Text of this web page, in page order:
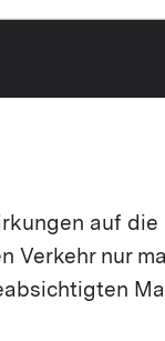
auf
Verkehr nur